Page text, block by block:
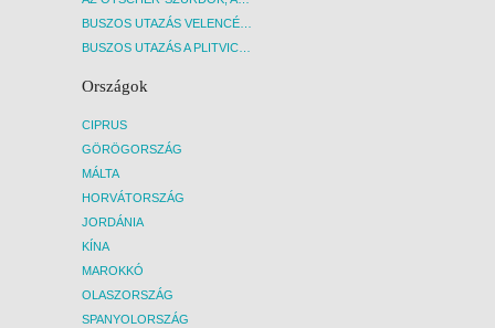
BUSZOS UTAZÁS VELENCÉBE - BUDAPEST, BUSZ
BUSZOS UTAZÁS A PLITVICEI-TAVAK NEMZETI PARKBA - BUDAPEST, BUSZ
Országok
CIPRUS
GÖRÖGORSZÁG
MÁLTA
HORVÁTORSZÁG
JORDÁNIA
KÍNA
MAROKKÓ
OLASZORSZÁG
SPANYOLORSZÁG